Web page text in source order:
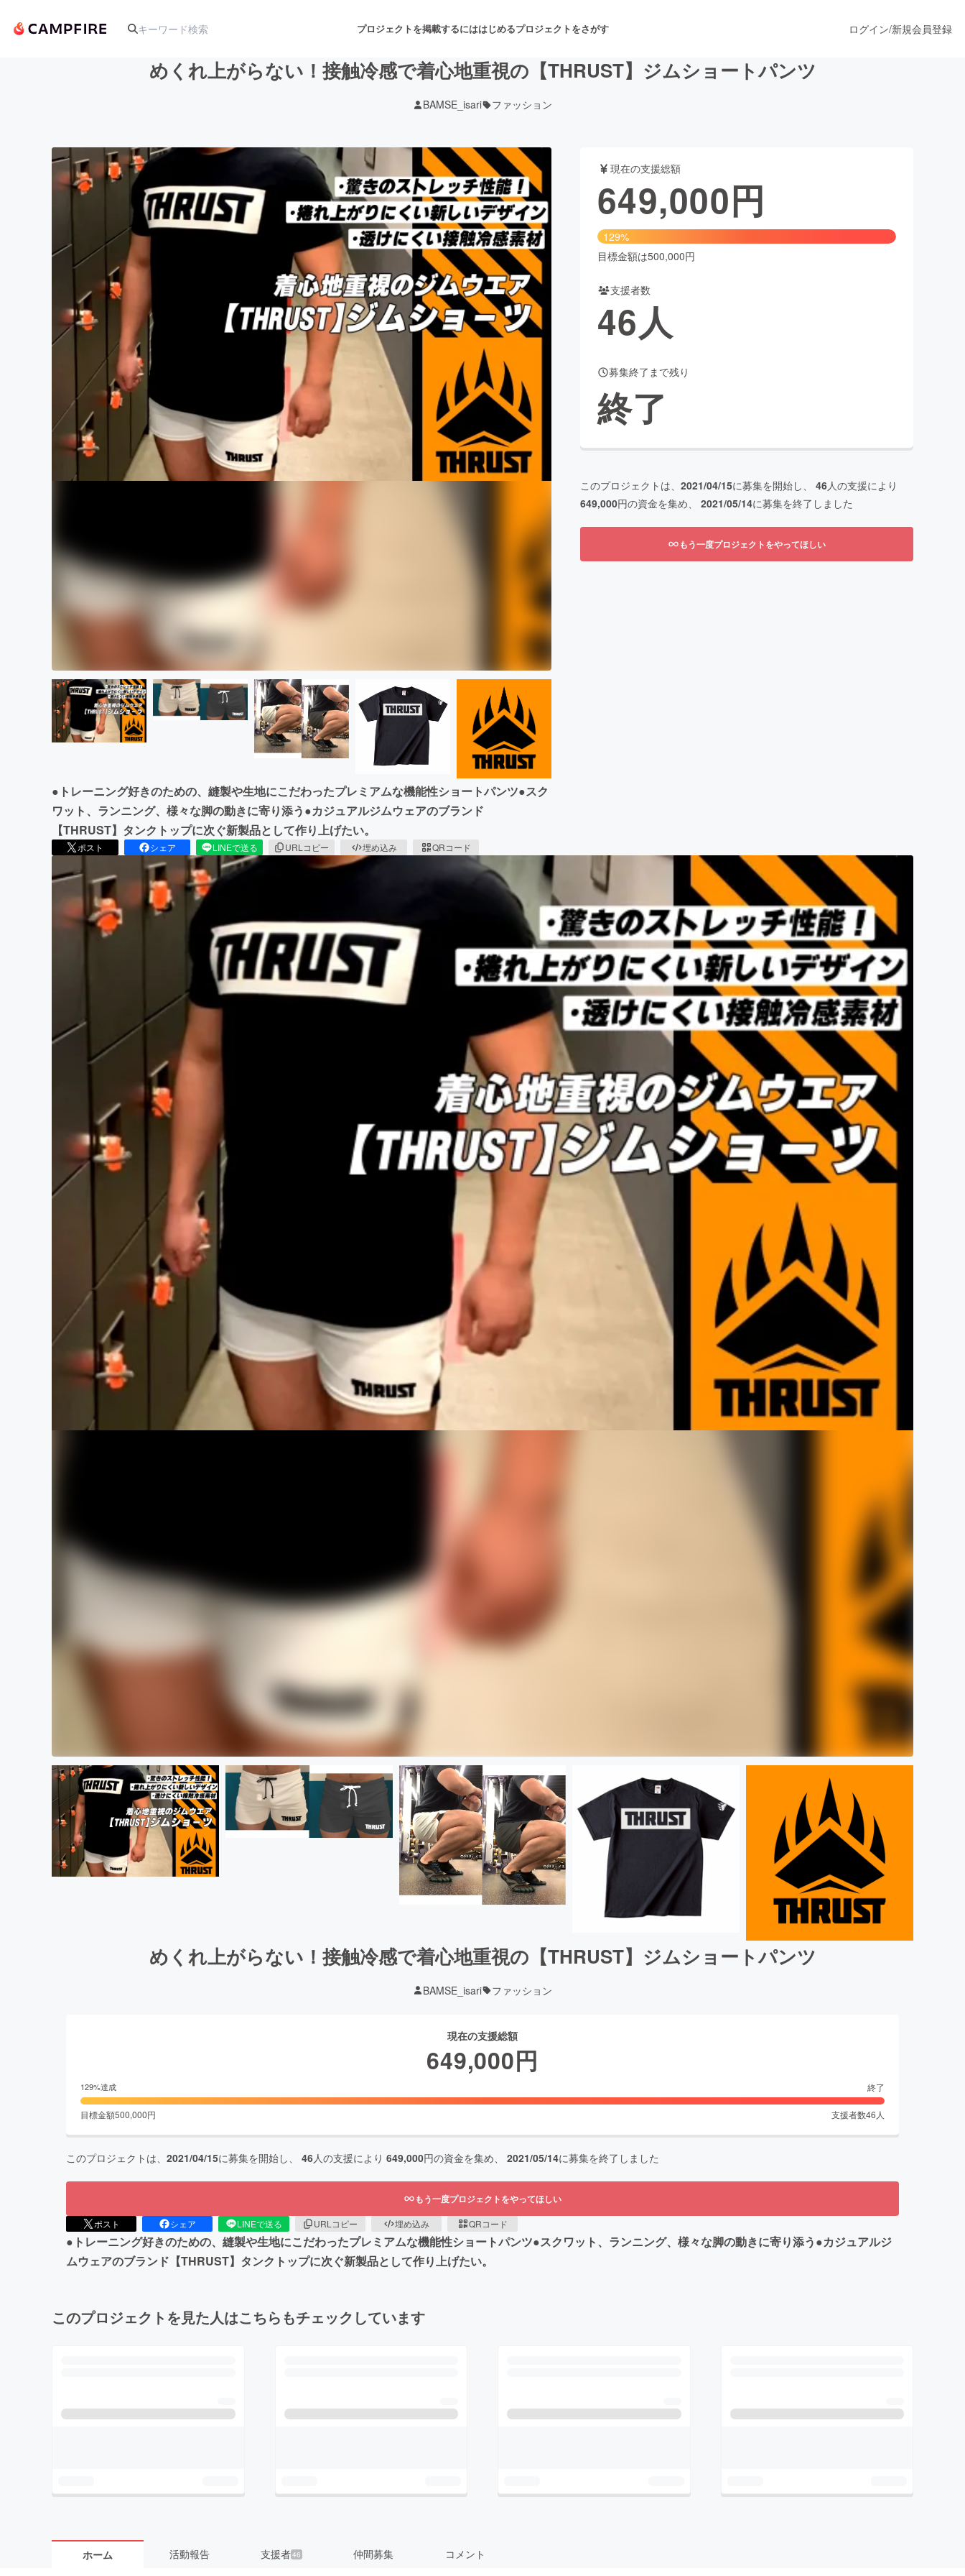
プロジェクトを掲載するにははじめるプロジェクトをさがす
音楽 舞台・パフォーマンス
テクノロジー・ガジェット ゲーム・サービス開発 フード・飲食店 ファッション
映像・映画 書籍・雑誌出版 アニメ・漫画
チャレンジ ビューティー・ヘルスケア
まちづくり・地域活性化
CAMPFIRE for Social Good CAMPFIRE Creation
CAMPFIREふるさと納税machi-yaコミュニティ
ログイン/新規会員登録
めくれ上がらない！接触冷感で着心地重視の【THRUST】ジムショートパンツ
BAMSE_isari ファッション
●トレーニング好きのための、縫製や生地にこだわったプレミアムな機能性ショートパンツ●スク
ワット、ランニング、様々な脚の動きに寄り添う●カジュアルジムウェアのブランド
【THRUST】タンクトップに次ぐ新製品として作り上げたい。
ポスト シェア LINEで送る URLコピー 埋め込み QRコード
現在の支援総額
649,000円
129%
目標金額は500,000円
支援者数
46人
募集終了まで残り
終了
このプロジェクトは、 2021/04/15に募集を開始し、 46人の支援により
649,000円の資金を集め、 2021/05/14に募集を終了しました
もう一度プロジェクトをやってほしい
めくれ上がらない！接触冷感で着心地重視の【THRUST】ジムショートパンツ
BAMSE_isari ファッション
現在の支援総額
649,000円
129%達成 終了
目標金額500,000円 支援者数46 人
このプロジェクトは、 2021/04/15に募集を開始し、 46人の支援により 649,000円の資金を集め、 2021/05/14に募集を終了しました
もう一度プロジェクトをやってほしい
ポスト シェア LINEで送る URLコピー 埋め込み QRコード
●トレーニング好きのための、縫製や生地にこだわったプレミアムな機能性ショートパンツ●スクワット、ランニング、様々な脚の動きに寄り添う●カジュアルジ
ムウェアのブランド【THRUST】タンクトップに次ぐ新製品として作り上げたい。
このプロジェクトを見た人はこちらもチェックしています
ホーム 活動報告 支援者46 仲間募集 コメント